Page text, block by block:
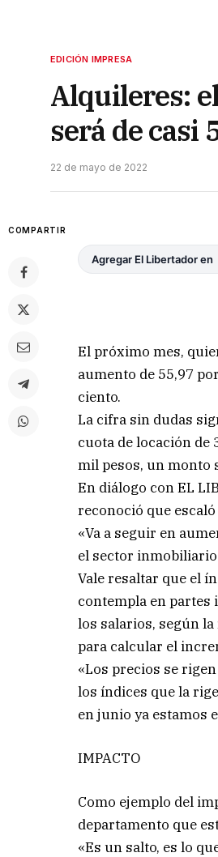
EDICIÓN IMPRESA
Alquileres:
será de casi
22 de mayo de 2022
COMPARTIR
Agregar El Libertador en
El próximo mes,
aumento de 55,97
ciento.
La cifra sin dudas
cuota de locación de
mil pesos, un monto
En diálogo con EL
reconoció que
«Va a seguir en
el sector inmobiliario
Vale resaltar que el
contempla en partes
los salarios, según
para calcular el
«Los precios se
los índices que la
en junio ya estamos
IMPACTO
Como ejemplo del
departamento que
«Es un salto, es lo